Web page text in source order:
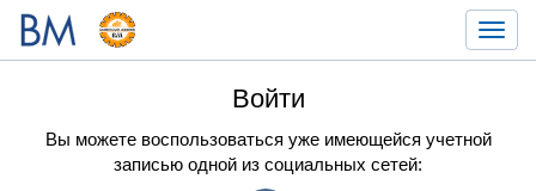
Войти
Вы можете воспользоваться уже имеющейся учетной
записью одной из социальных сетей: